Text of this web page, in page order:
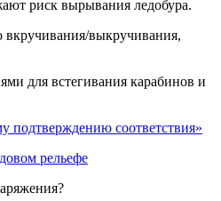
риск вырывания ледобура.
вкручивания/выкручивания,
для встегивания карабинов и
подтверждению соответствия»
рельефе